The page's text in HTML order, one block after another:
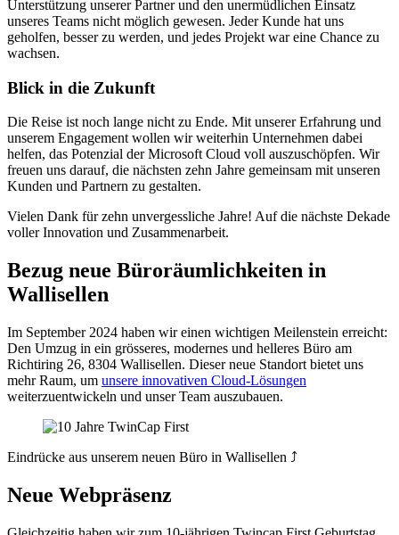
Unterstützung unserer Partner und den unermüdlichen Einsatz
unseres Teams nicht möglich gewesen. Jeder Kunde hat uns
geholfen, besser zu werden, und jedes Projekt war eine Chance zu
wachsen.
Blick in die Zukunft
Die Reise ist noch lange nicht zu Ende. Mit unserer Erfahrung und
unserem Engagement wollen wir weiterhin Unternehmen dabei
helfen, das Potenzial der Microsoft Cloud voll auszuschöpfen. Wir
freuen uns darauf, die nächsten zehn Jahre gemeinsam mit unseren
Kunden und Partnern zu gestalten.
Vielen Dank für zehn unvergessliche Jahre! Auf die nächste Dekade
voller Innovation und Zusammenarbeit.
Bezug neue Büroräumlichkeiten in
Wallisellen
Im September 2024 haben wir einen wichtigen Meilenstein erreicht:
Den Umzug in ein grösseres, modernes und helleres Büro am
Richtiring 26, 8304 Wallisellen. Dieser neue Standort bietet uns
mehr Raum, um unsere innovativen Cloud-Lösungen
weiterzuentwickeln und unser Team auszubauen.
Eindrücke aus unserem neuen Büro in Wallisellen ⤴
Neue Webpräsenz